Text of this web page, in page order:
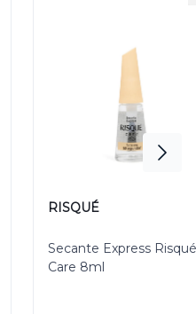
RISQUÉ
Secante Express Risqué
Care 8ml